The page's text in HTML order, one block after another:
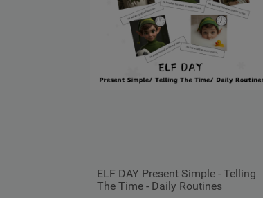
ELF DAY Present Simple - Telling
The Time - Daily Routines